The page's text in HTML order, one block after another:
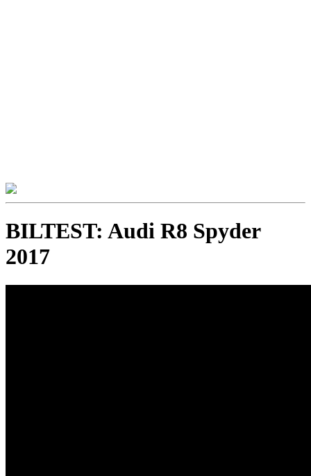
BILTEST: Audi R8 Spyder
2017